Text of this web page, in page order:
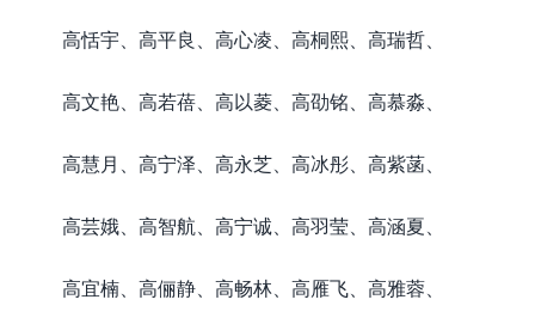
高恬宇、高平良、高心凌、高桐熙、高瑞哲、
高文艳、高若蓓、高以菱、高劭铭、高慕淼、
高慧月、高宁泽、高永芝、高冰彤、高紫菡、
高芸娥、高智航、高宁诚、高羽莹、高涵夏、
高宜楠、高俪静、高畅林、高雁飞、高雅蓉、